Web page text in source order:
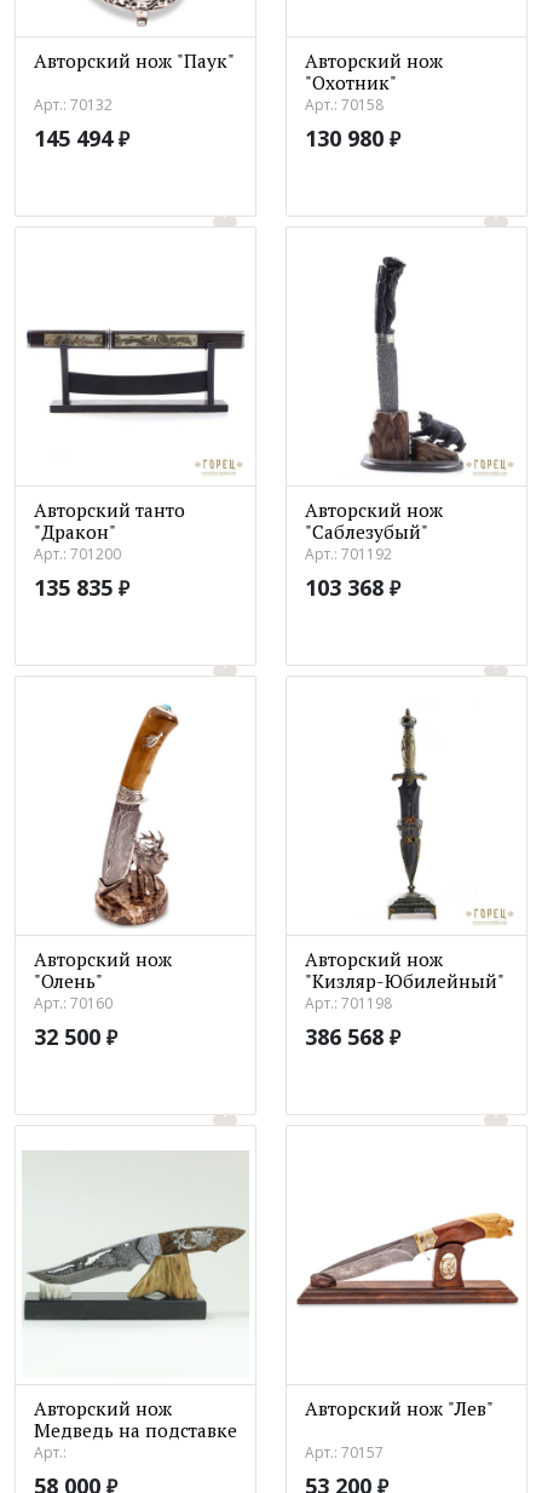
Авторский нож "Паук"
Арт.: 70132
145 494₽
Авторский нож
"Охотник"
Арт.: 70158
130 980 ₽
Авторский танто
"Дракон"
Арт.: 701200
135 835 ₽
Авторский нож
"Саблезубый"
Арт.: 701192
103 368 ₽
Авторский нож
"Олень"
Арт.: 70160
32 500 ₽
Авторский нож
"Кизляр-Юбилейный"
Арт.: 701198
386 568 ₽
Авторский нож
Медведь на подставке
Арт.:
58 000 ₽
Авторский нож "Лев"
Арт.: 70157
53 200 ₽